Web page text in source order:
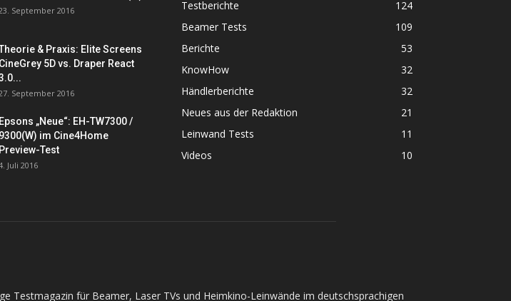
September 2016
& Praxis: Elite Screens
CineGrey 5D vs. Draper React
September 2016
Epsons „Neue“: EH-TW7300 /
9300(W) im Cine4Home
Preview-Test
Juli 2016
Testberichte
124
Beamer Tests
109
Berichte
53
KnowHow
32
Händlerberichte
32
Neues aus der Redaktion
21
Leinwand Tests
11
Videos
10
Testmagazin für Beamer, Laser TVs und Heimkino-Leinwände im deutschsprachigen